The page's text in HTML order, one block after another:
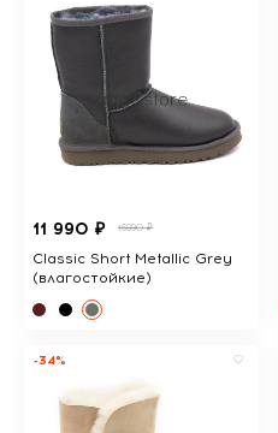
11 990 ₽ 16890 ₽
Classic Short Metallic Grey
(влагостойкие)
-34%